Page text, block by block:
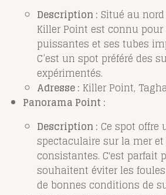
Description : Situé au
Killer Point est connu pour
puissantes et ses tubes
C’est un spot préféré des
expérimentés.
Adresse : Killer Point,
Panorama Point :
Description : Ce spot offre
spectaculaire sur la mer
consistantes. C'est parfait
souhaitent éviter les
de bonnes conditions de